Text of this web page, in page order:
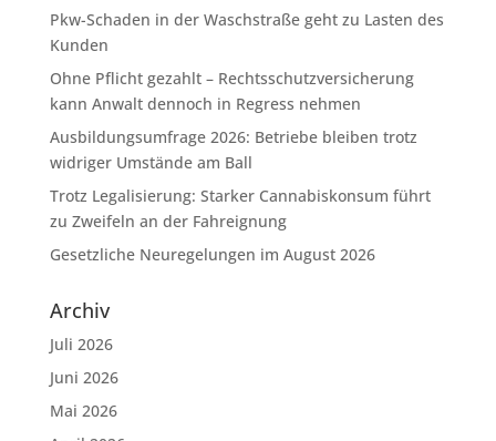
Pkw-Schaden in der Waschstraße geht zu Lasten des
Kunden
Ohne Pflicht gezahlt – Rechtsschutzversicherung
kann Anwalt dennoch in Regress nehmen
Ausbildungsumfrage 2026: Betriebe bleiben trotz
widriger Umstände am Ball
Trotz Legalisierung: Starker Cannabiskonsum führt
zu Zweifeln an der Fahreignung
Gesetzliche Neuregelungen im August 2026
Archiv
Juli 2026
Juni 2026
Mai 2026